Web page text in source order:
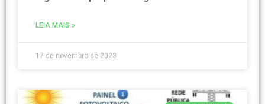
LEIA MAIS »
17 de novembro de 2023